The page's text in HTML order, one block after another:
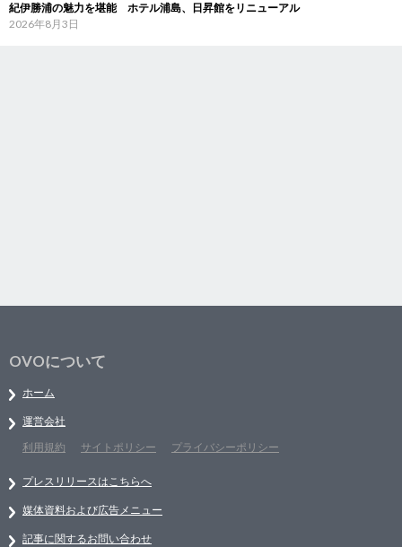
紀伊勝浦の魅力を堪能 ホテル浦島、日昇館をリニューアル
2026年8月3日
OVOについて
ホーム
運営会社
利用規約
サイトポリシー プライバシーポリシー
プレスリリースはこちらへ
媒体資料および広告メニュー
記事に関するお問い合わせ